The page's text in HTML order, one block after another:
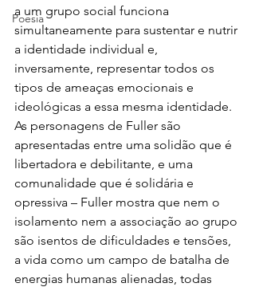
Poesia
a um grupo social funciona
simultaneamente para sustentar e nutrir
a identidade individual e,
inversamente, representar todos os
tipos de ameaças emocionais e
ideológicas a essa mesma identidade.
As personagens de Fuller são
apresentadas entre uma solidão que é
libertadora e debilitante, e uma
comunalidade que é solidária e
opressiva – Fuller mostra que nem o
isolamento nem a associação ao grupo
são isentos de dificuldades e tensões,
a vida como um campo de batalha de
energias humanas alienadas, todas